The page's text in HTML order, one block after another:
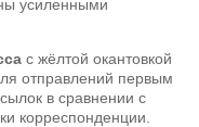
усиленными
с жёлтой окантовкой
отправлений первым
в сравнении с
корреспонденции.